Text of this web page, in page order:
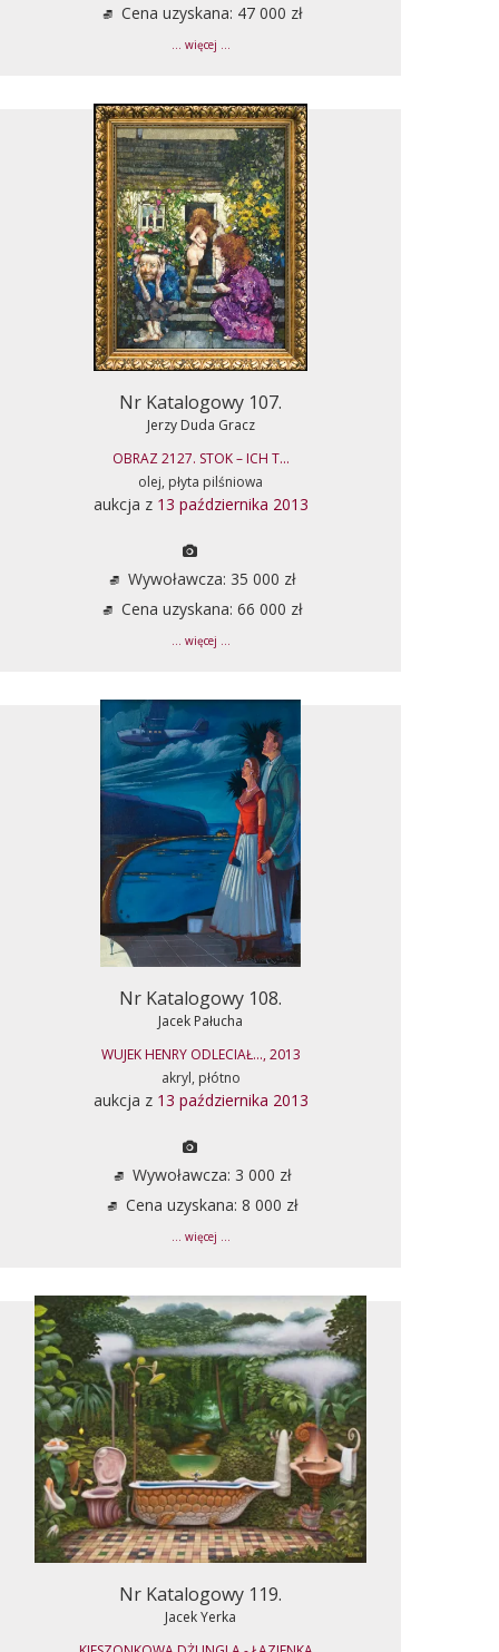
Cena uzyskana: 47 000 zł
... więcej ...
Nr Katalogowy 107.
Jerzy Duda Gracz
OBRAZ 2127. STOK – ICH T...
olej, płyta pilśniowa
aukcja z 13 października 2013
Wywoławcza: 35 000 zł
Cena uzyskana: 66 000 zł
... więcej ...
Nr Katalogowy 108.
Jacek Pałucha
WUJEK HENRY ODLECIAŁ..., 2013
akryl, płótno
aukcja z 13 października 2013
Wywoławcza: 3 000 zł
Cena uzyskana: 8 000 zł
... więcej ...
Nr Katalogowy 119.
Jacek Yerka